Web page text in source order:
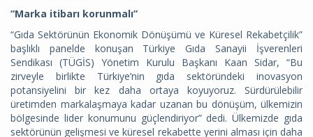
“Marka itibarı korunmalı”
“Gıda Sektörünün Ekonomik Dönüşümü ve Küresel Rekabetçilik”
başlıklı panelde konuşan Türkiye Gıda Sanayii İşverenleri
Sendikası (TÜGİS) Yönetim Kurulu Başkanı Kaan Sidar, “Bu
zirveyle birlikte Türkiye’nin gıda sektöründeki inovasyon
potansiyelini bir kez daha ortaya koyuyoruz. Sürdürülebilir
üretimden markalaşmaya kadar uzanan bu dönüşüm, ülkemizin
bölgesinde lider konumunu güçlendiriyor” dedi. Ülkemizde gıda
sektörünün gelişmesi ve küresel rekabette yerini alması için daha